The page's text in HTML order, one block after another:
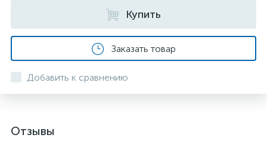
Купить
Заказать товар
Добавить к сравнению
Отзывы